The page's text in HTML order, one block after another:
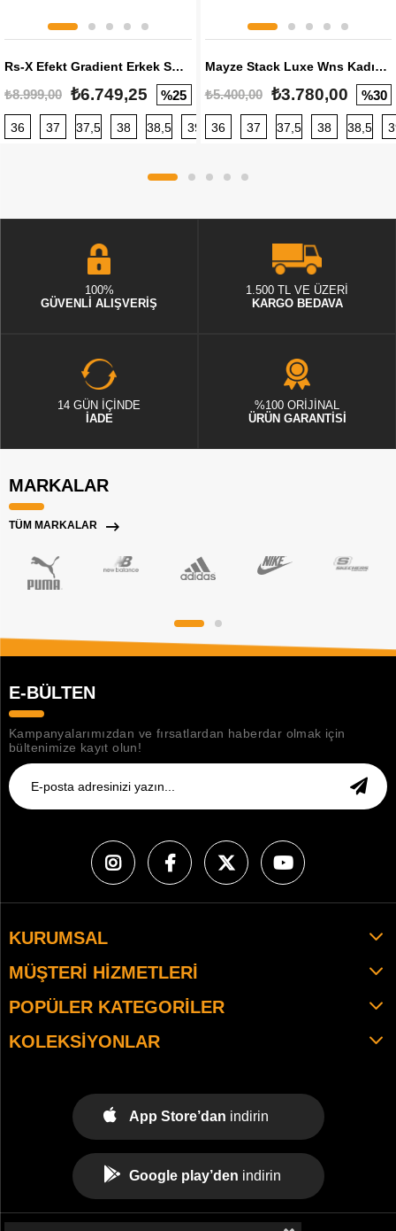
Rs-X Efekt Gradient Erkek Sneaker
₺8.999,00 ₺6.749,25 %25
36 37 37,5 38 38,5 39 40 40,5 41 42 42,5
Mayze Stack Luxe Wns Kadın Sneaker
₺5.400,00 ₺3.780,00 %30
36 37 37,5 38 38,5
100%
GÜVENLİ ALIŞVERİŞ
1.500 TL VE ÜZERİ
KARGO BEDAVA
14 GÜN İÇİNDE
İADE
%100 ORİJİNAL
ÜRÜN GARANTİSİ
MARKALAR
TÜM MARKALAR
E-BÜLTEN
Kampanyalarımızdan ve fırsatlardan haberdar olmak için
bültenimize kayıt olun!
KURUMSAL
MÜŞTERI HIZMETLERI
POPÜLER KATEGORILER
KOLEKSIYONLAR
App Store’dan indirin
Google play’den indirin